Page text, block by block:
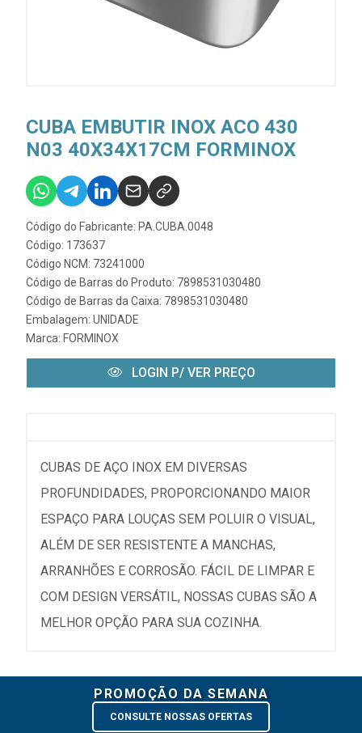
CUBA EMBUTIR INOX ACO 430
N03 40X34X17CM FORMINOX
Código do Fabricante: PA.CUBA.0048
Código: 173637
Código NCM: 73241000
Código de Barras do Produto: 7898531030480
Código de Barras da Caixa: 7898531030480
Embalagem: UNIDADE
Marca: FORMINOX
LOGIN P/ VER PREÇO
CUBAS DE AÇO INOX EM DIVERSAS
PROFUNDIDADES, PROPORCIONANDO MAIOR
ESPAÇO PARA LOUÇAS SEM POLUIR O VISUAL,
ALÉM DE SER RESISTENTE A MANCHAS,
ARRANHÕES E CORROSÃO. FÁCIL DE LIMPAR E
COM DESIGN VERSÁTIL, NOSSAS CUBAS SÃO A
MELHOR OPÇÃO PARA SUA COZINHA.
PROMOÇÃO DA SEMANA
CONSULTE NOSSAS OFERTAS